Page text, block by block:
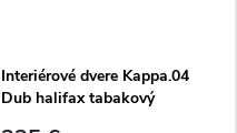
Interiérové dvere Kappa.04
Dub halifax tabakový